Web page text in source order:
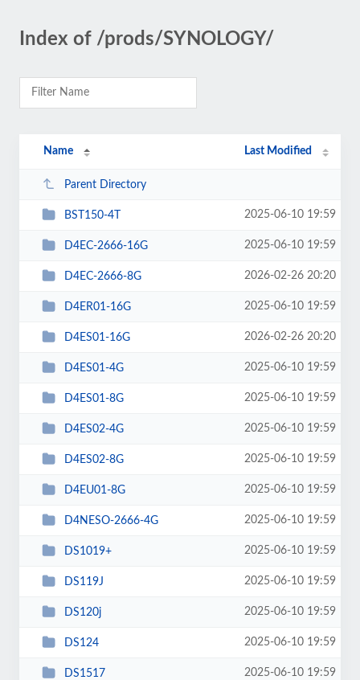
Index of /prods/SYNOLOGY/
Name Last Modified
Parent Directory
BST150-4T 2025-06-10 19:59
D4EC-2666-16G 2025-06-10 19:59
D4EC-2666-8G 2026-02-26 20:20
D4ER01-16G 2025-06-10 19:59
D4ES01-16G 2026-02-26 20:20
D4ES01-4G 2025-06-10 19:59
D4ES01-8G 2025-06-10 19:59
D4ES02-4G 2025-06-10 19:59
D4ES02-8G 2025-06-10 19:59
D4EU01-8G 2025-06-10 19:59
D4NESO-2666-4G 2025-06-10 19:59
DS1019+ 2025-06-10 19:59
DS119J 2025-06-10 19:59
DS120j 2025-06-10 19:59
DS124 2025-06-10 19:59
DS1517 2025-06-10 19:59